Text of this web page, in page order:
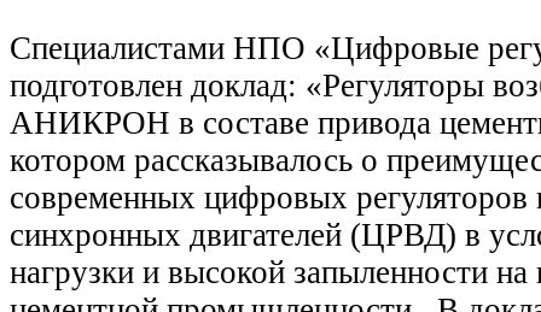
Специалистами НПО «Цифровые
подготовлен доклад: «Регуляторы
АНИКРОН в составе привода
котором рассказывалось о
современных цифровых регуляторов
синхронных двигателей (ЦРВД) в
нагрузки и высокой запыленности на